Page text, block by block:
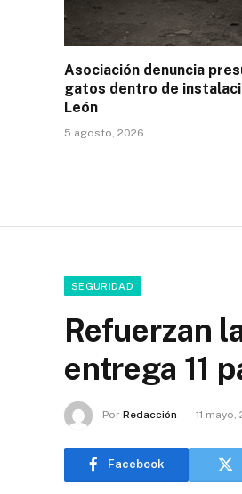
Asociación denuncia
gatos dentro de
León
5 agosto, 2026
SEGURIDAD
Refuerzan
entrega 11
Por Redacción 11 mayo,
Facebook